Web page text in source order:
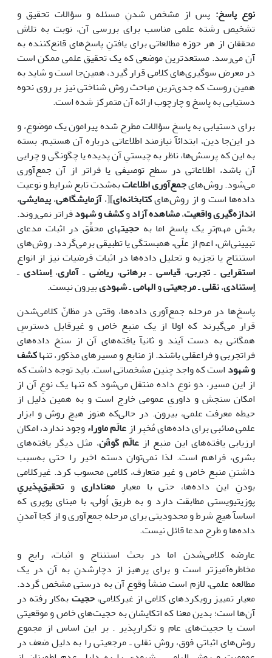
نوع پاسخ: پس از مشخص شدنِ مسئله و سؤالات تحقیق و
تشخیص رشته علمی مناسب برای بررسی آن، نوبت به تلاش
محققان از هر حوزه مطالعاتی برای یافتنِ پاسخ‌های قانع‌کننده به
آن می‌رسد. مستعدترین موضعی که یک تحقیق علمی ممکن است
در معرض سوگیری‌های کلامی قرار گیرد، همین‌جا است و شاید به
همین روست که جدی‌ترین مباحث روش شناختی نیز بر روی نحوه
دستیابی به پاسخ و چارچوب ارائه آن متمرکز شده است.
برای دستیابی به پاسخ سؤالات مطرح شده پیرامون یک موضوع، و
در این‌جا دین، ابتدائآ نیازمند اطلاعاتی درباره آن هستیم. بسته
به این که پرسش‌ها، ناظر به چیستیِ آن پدیده یا چگونگی و چرایی
آن باشد، اطلاعاتی در سطح توصیفی یا فراتر از آن جمع‌آوری
می‌شود. روش‌هایجمع‌آوری اطلاعاتبه‌شدت تابع شرایط و نوعیت
داده‌ها است و از روش‌هایکتابخانه‌ای][،آزمایشگاهی،پیمایشی،
اندازه‌گیری واقعیت،مشاهده آزادوکشف و شهودفراتر نمی‌روند.
بخش مهم‌ترِ یک پاسخ اما بهحجیتهای محقِّق در اثبات مدعای
تبیینی‌اش، اعم از علّی، همبستگی یا تطبیقی برمی‌گردد. روش‌های
استنتاج یا تجزیه و تحلیل داده‌ها در اثبات فرضیات نیز از انواع
استقراییـتجربی،قیاسی ـبرهانی،ریاضی ـآماری،اِسنادی ـ
اِستنادی،نقلیـمرجعیتیوالهامیـشهودیبیرون نیست.
پاسخ‌ها در مرحله جمع‌آوری داده‌ها، وقتی در مظانّ کلامی‌شدن
قرار می‌گیرند که اولا از یک منبع خاص و غیرقابل دسترسِ
همگانی به دست آیند و ثانیآ یافته‌های آن از سنخ داده‌های
فراتجربی و فراعقلی باشند. از منابع و مسیرهای مذکور، تنهاکشف
و شهود است که واجد چنین مشخصاتی است. باید توجه داشت که
از این مسیر، دو نوع داده منتقل می‌شود که تنها یک نوعِ آن از
امکان سنجش و داوریِ عمومی خارج است و به همین دلیل از
حیطه معرفت علمی، بیرون. در حالی‌که هنوز هیچ روش و ابزار
علمی صائبی برای داده‌های مُخبِر ازعالَم ماوراءوجود ندارد، امکان
ارزیابی یافته‌های این منبع ازعالَم کَوâن، مثل دیگر یافته‌های
بشری، فراهم است. لذا نمی‌توان دسته اخیر را حتی به‌سبب
داشتنِ منبع خاص و غیر متعارف، کلامی محسوب کرد. غیرکلامی
بودنِ این داده‌ها، حتی با معیارِمعناداری و تحقیق‌پذیریِ
پوزیتیویستی مطابقت دارد و به طریق اُولی، با مبنای پوپری که
اساسآ هیچ شرط و محدودیتی برای مرحله جمع‌آوری و از کجا آمدنِ
داده‌ها و طرح مدعا قائل نیست.
عارضه کلامی‌شدن اما در بحث استنتاج و اثبات، رایج و
مخاطره‌آمیزتر است و برای پرهیز از دچارشدنِ به آن در یک
مطالعه علمی، لازم است منشأ وقوع آن به درستی مشخص گردد.
معیار تمییز رویکردهای کلامی از غیرکلامی،حجیتبه‌کار رفته در
آن‌ها است؛ بدین معنا که اتکایشان به حجیت‌های خاص و موقعیتی
است یا حجیت‌های عام و تکرارپذیر . بر این اساس از مجموع
روش‌های اثباتیِ فوق، روشِ نقلی ـ مرجعیتی را به دلیل ضعف در